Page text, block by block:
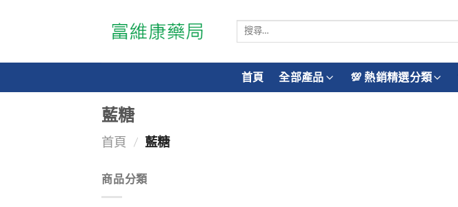
搜
鍵
字:
首頁 全部產品 💯 熱銷精選分類
藍糖
首頁 / 藍糖
商品分類